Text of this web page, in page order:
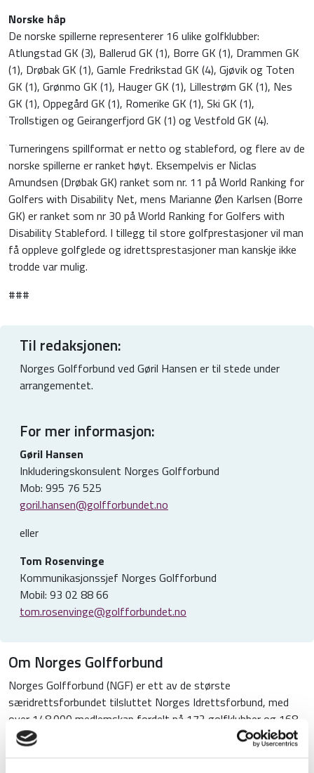
Norske håp
De norske spillerne representerer 16 ulike golfklubber:
Atlungstad GK (3), Ballerud GK (1), Borre GK (1), Drammen GK
(1), Drøbak GK (1), Gamle Fredrikstad GK (4), Gjøvik og Toten
GK (1), Grønmo GK (1), Hauger GK (1), Lillestrøm GK (1), Nes
GK (1), Oppegård GK (1), Romerike GK (1), Ski GK (1),
Trollstigen og Geirangerfjord GK (1) og Vestfold GK (4).
Turneringens spillformat er netto og stableford, og flere av de
norske spillerne er ranket høyt. Eksempelvis er Niclas
Amundsen (Drøbak GK) ranket som nr. 11 på World Ranking for
Golfers with Disability Net, mens Marianne Øen Karlsen (Borre
GK) er ranket som nr 30 på World Ranking for Golfers with
Disability Stableford. I tillegg til store golfprestasjoner vil man
få oppleve golfglede og idrettsprestasjoner man kanskje ikke
trodde var mulig.
###
Til redaksjonen:
Norges Golfforbund ved Gøril Hansen er til stede under
arrangementet.
For mer informasjon:
Gøril Hansen
Inkluderingskonsulent Norges Golfforbund
Mob: 995 76 525
goril.hansen@golfforbundet.no
eller
Tom Rosenvinge
Kommunikasjonssjef Norges Golfforbund
Mobil: 93 02 88 66
tom.rosenvinge@golfforbundet.no
Om Norges Golfforbund
Norges Golfforbund (NGF) er ett av de største
særidrettsforbundet tilsluttet Norges Idrettsforbund, med
over 148.000 medlemskap fordelt på 172 golfklubber og 168
baner. Forbundet tilrettelegger for at golfklubbene kan gi et
best mulig tilbud til sine medlemmer. I tillegg er NGF ansvarlig